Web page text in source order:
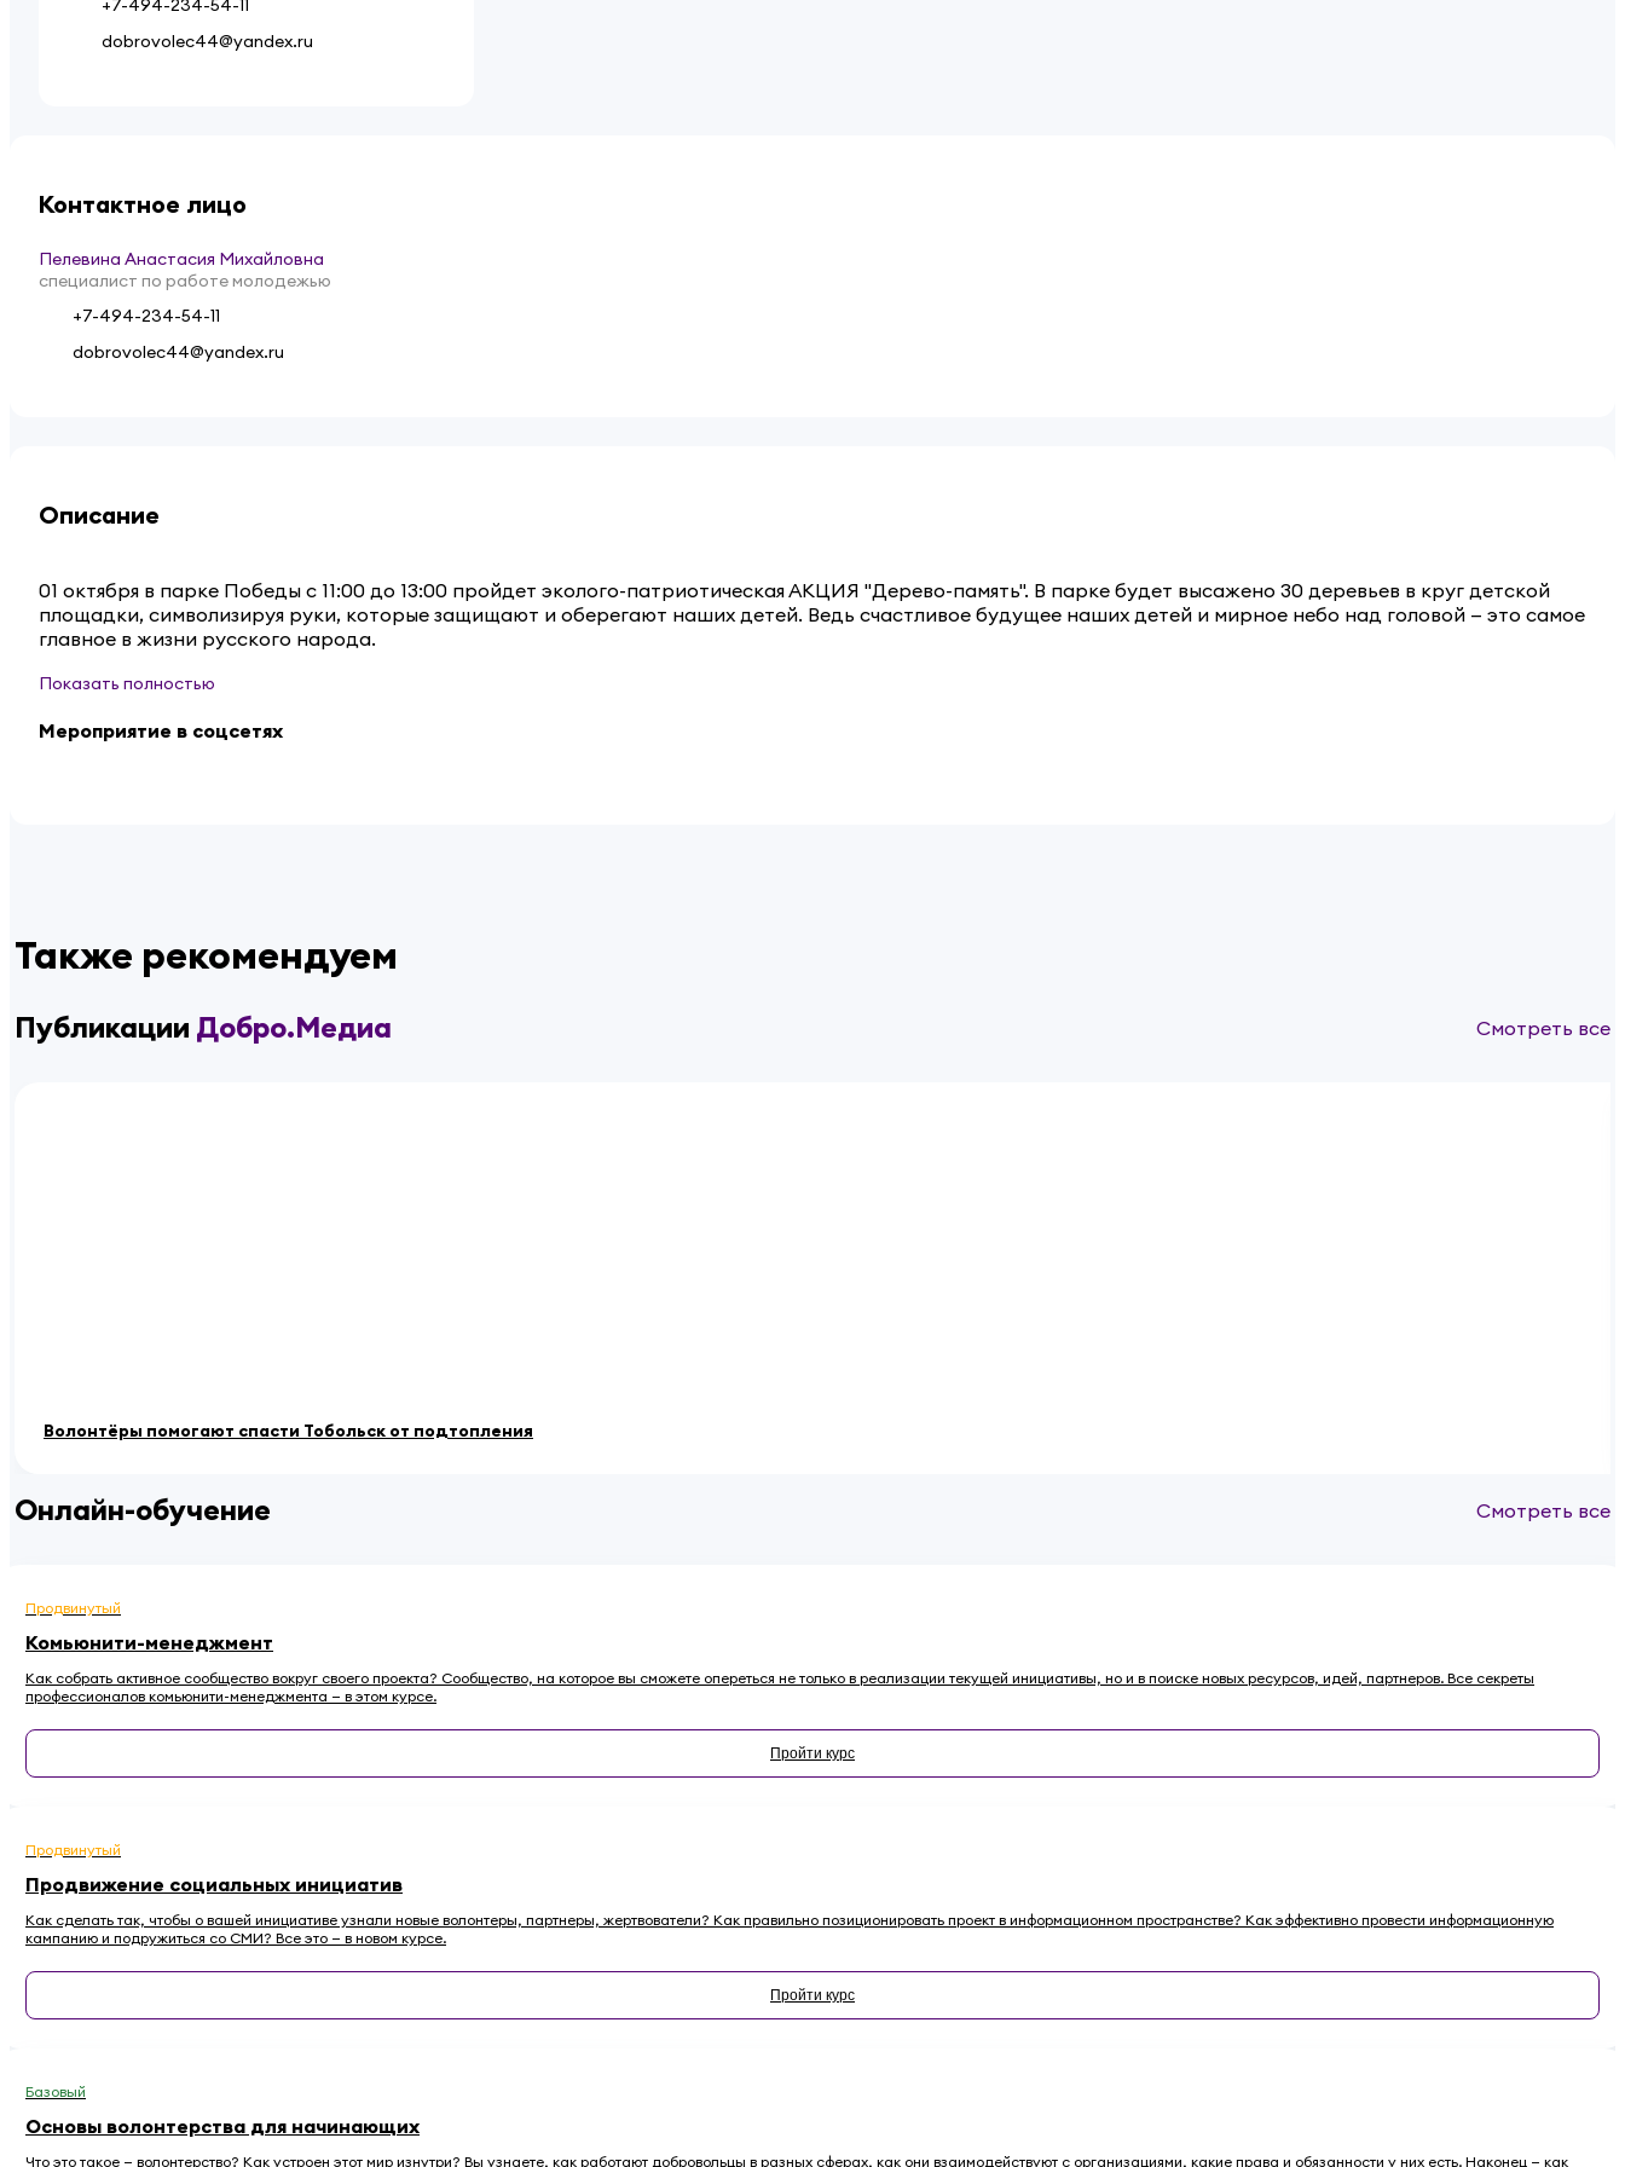
+7-494-234-54-11
dobrovolec44@yandex.ru
Контактное лицо
Пелевина Анастасия Михайловна
специалист по работе молодежью
+7-494-234-54-11
dobrovolec44@yandex.ru
Описание
01 октября в парке Победы с 11:00 до 13:00 пройдет эколого-патриотическая АКЦИЯ "Дерево-память". В парке будет высажено 30 деревьев в круг детской
площадки, символизируя руки, которые защищают и оберегают наших детей. Ведь счастливое будущее наших детей и мирное небо над головой — это самое
главное в жизни русского народа.
Показать полностью
Мероприятие в соцсетях
Также рекомендуем
Публикации Добро.Медиа Смотреть все
Волонтёры помогают спасти Тобольск от подтопления
Онлайн-обучение Смотреть все
Продвинутый
Комьюнити-менеджмент
Как собрать активное сообщество вокруг своего проекта? Сообщество, на которое вы сможете опереться не только в реализации текущей инициативы, но и в поиске новых ресурсов, идей, партнеров. Все секреты
профессионалов комьюнити-менеджмента — в этом курсе.
Пройти курс
Продвинутый
Продвижение социальных инициатив
Как сделать так, чтобы о вашей инициативе узнали новые волонтеры, партнеры, жертвователи? Как правильно позиционировать проект в информационном пространстве? Как эффективно провести информационную
кампанию и подружиться со СМИ? Все это — в новом курсе.
Пройти курс
Базовый
Основы волонтерства для начинающих
Что это такое — волонтерство? Как устроен этот мир изнутри? Вы узнаете, как работают добровольцы в разных сферах, как они взаимодействуют с организациями, какие права и обязанности у них есть. Наконец — как